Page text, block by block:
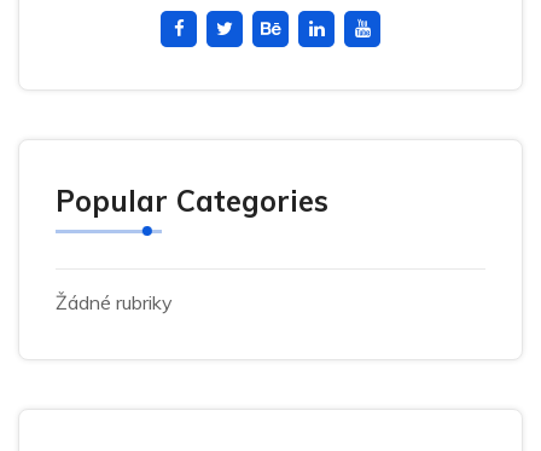
Popular Categories
Žádné rubriky